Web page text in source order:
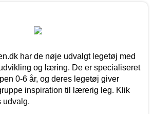
har de nøje udvalgt legetøj med
og læring. De er specialiseret
0-6 år, og deres legetøj giver
inspiration til lærerig leg. Klik
udvalg.